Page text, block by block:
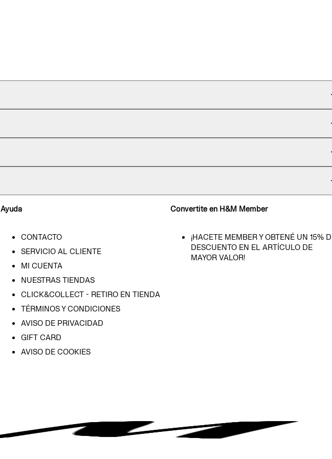
Ayuda
CONTACTO
SERVICIO AL CLIENTE
MI CUENTA
NUESTRAS TIENDAS
CLICK&COLLECT - RETIRO EN TIENDA
TÉRMINOS Y CONDICIONES
AVISO DE PRIVACIDAD
GIFT CARD
AVISO DE COOKIES
Convertite en H&M Member
¡HACETE MEMBER Y OBTENÉ UN 15%
DESCUENTO EN EL ARTÍCULO DE
MAYOR VALOR!